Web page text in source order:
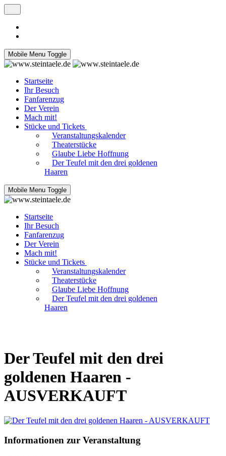
Mobile Menu Toggle
Startseite
Ihr Besuch
Fanfarenzug
Der Verein
Mach mit!
Stücke und Tickets
Veranstaltungskalender
Theaterstücke
Glaube Liebe Hoffnung
Der Teufel mit den drei goldenen
Haaren
Mobile Menu Toggle
Startseite
Ihr Besuch
Fanfarenzug
Der Verein
Mach mit!
Stücke und Tickets
Veranstaltungskalender
Theaterstücke
Glaube Liebe Hoffnung
Der Teufel mit den drei goldenen
Haaren
Der Teufel mit den drei
goldenen Haaren -
AUSVERKAUFT
Informationen zur Veranstaltung